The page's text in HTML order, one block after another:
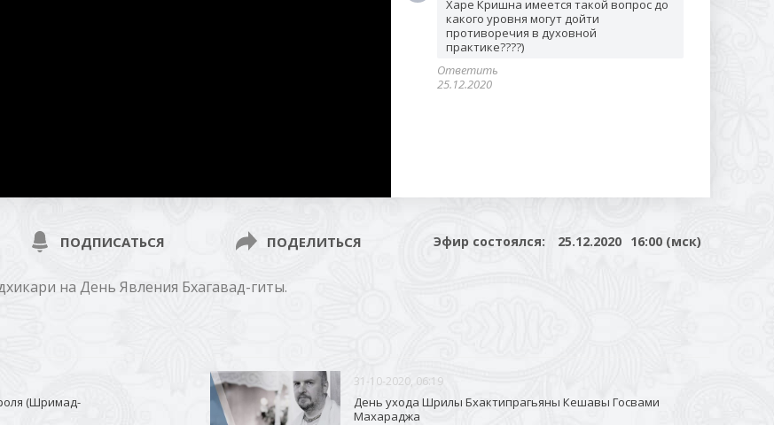
Харе Кришна имеется такой вопрос до
какого уровня могут дойти
противоречия в духовной
практике????)
Ответить
25.12.2020
ПОДПИСАТЬСЯ ПОДЕЛИТЬСЯ Эфир состоялся: 25.12.2020 16:00 (мск)
на День Явления Бхагавад-гиты.
(Шримад-
31-10-2020, 06:19
День ухода Шрилы Бхактипрагьяны Кешавы Госвами
Махараджа